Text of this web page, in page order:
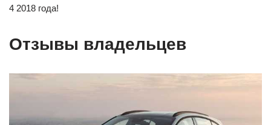
4 2018 года!
Отзывы владельцев